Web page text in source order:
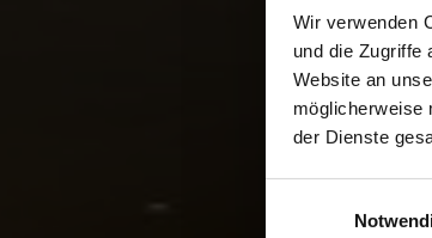
Wir verwenden
und die Zugriffe
Website an
möglicherweise
der Dienste